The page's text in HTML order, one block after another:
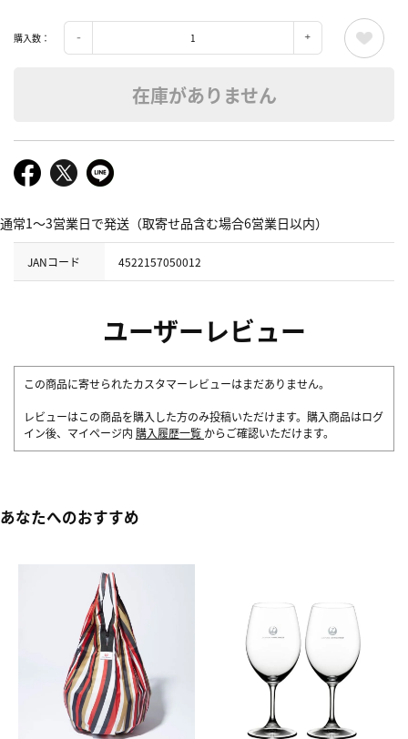
購入数：
在庫がありません
通常1～3営業日で発送（取寄せ品含む場合6営業日以内）
JANコード 4522157050012
ユーザーレビュー
この商品に寄せられたカスタマーレビューはまだありません。
レビューはこの商品を購入した方のみ投稿いただけます。購入商品はログ
イン後、マイページ内 購入履歴一覧 からご確認いただけます。
あなたへのおすすめ